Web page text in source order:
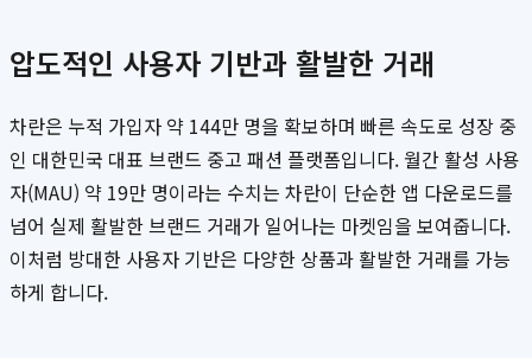
압도적인 사용자 기반과 활발한 거래
차란은 누적 가입자 약 144만 명을 확보하며 빠른 속도로 성장 중
인 대한민국 대표 브랜드 중고 패션 플랫폼입니다. 월간 활성 사용
자(MAU) 약 19만 명이라는 수치는 차란이 단순한 앱 다운로드를
넘어 실제 활발한 브랜드 거래가 일어나는 마켓임을 보여줍니다.
이처럼 방대한 사용자 기반은 다양한 상품과 활발한 거래를 가능
하게 합니다.